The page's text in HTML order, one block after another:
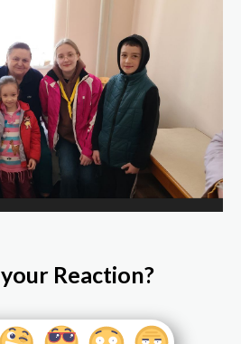
Reaction?